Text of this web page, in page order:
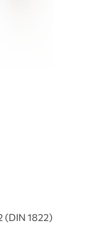
(DIN 1822)